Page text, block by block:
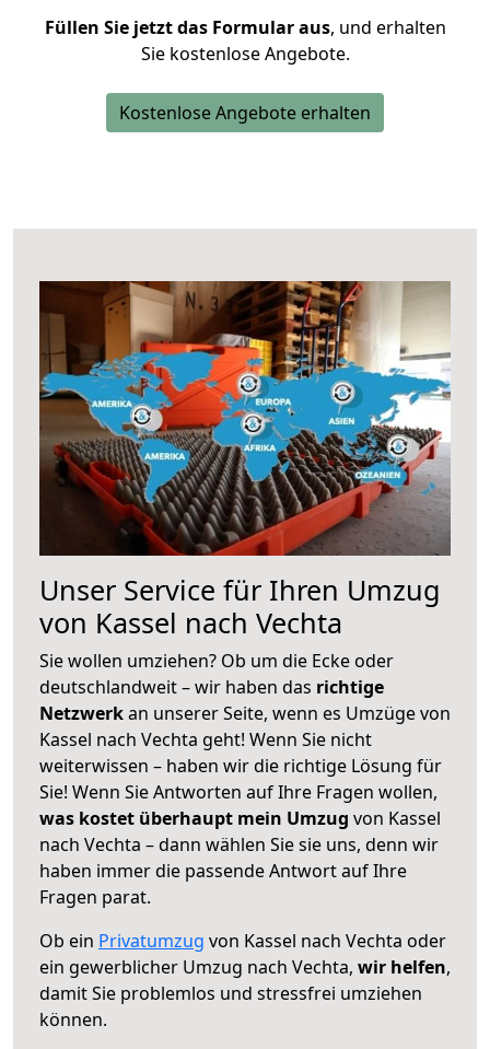
Füllen Sie jetzt das Formular aus, und erhalten
Sie kostenlose Angebote.
Kostenlose Angebote erhalten
Unser Service für Ihren Umzug
von Kassel nach Vechta
Sie wollen umziehen? Ob um die Ecke oder
deutschlandweit – wir haben das richtige
Netzwerkan unserer Seite, wenn es Umzüge von
Kassel nach Vechta geht! Wenn Sie nicht
weiterwissen – haben wir die richtige Lösung für
Sie! Wenn Sie Antworten auf Ihre Fragen wollen,
was kostet überhaupt mein Umzug von Kassel
nach Vechta – dann wählen Sie sie uns, denn wir
haben immer die passende Antwort auf Ihre
Fragen parat.
Ob ein Privatumzug von Kassel nach Vechta oder
ein gewerblicher Umzug nach Vechta, wir helfen,
damit Sie problemlos und stressfrei umziehen
können.